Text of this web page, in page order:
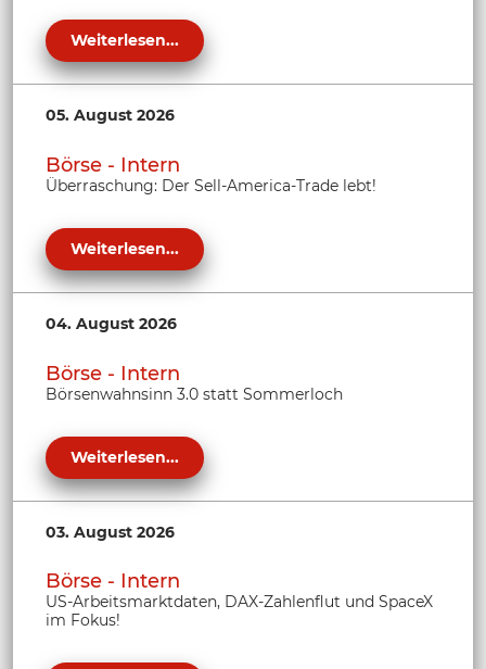
Weiterlesen...
05. August 2026
Börse - Intern
Überraschung: Der Sell-America-Trade lebt!
Weiterlesen...
04. August 2026
Börse - Intern
Börsenwahnsinn 3.0 statt Sommerloch
Weiterlesen...
03. August 2026
Börse - Intern
US-Arbeitsmarktdaten, DAX-Zahlenflut und SpaceX
im Fokus!